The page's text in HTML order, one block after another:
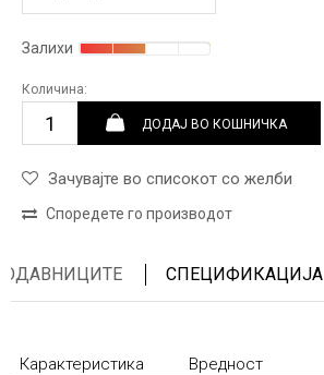
Залихи
Количина:
ДОДАЈ ВО КОШНИЧКА
Зачувајте во списокот со желби
Споредете го производот
СПЕЦИФИКАЦИЈА
Карактеристика
Вредност